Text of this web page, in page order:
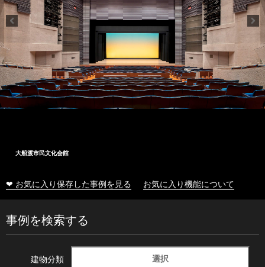
大船渡市民文化会館
❤ お気に入り保存した事例を見る お気に入り機能について
事例を検索する
建物分類 選択